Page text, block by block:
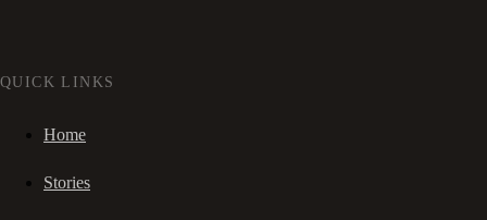
QUICK LINKS
Home
Stories